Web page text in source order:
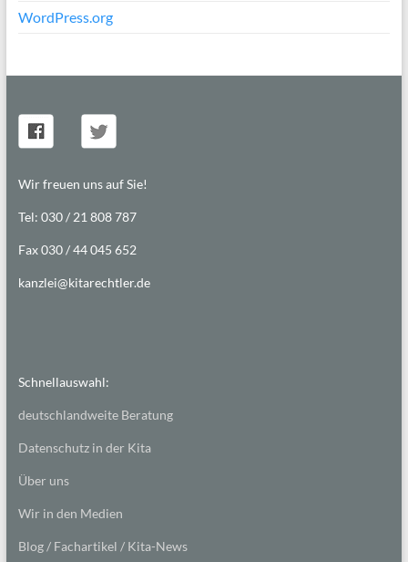
WordPress.org
Wir freuen uns auf Sie!
Tel: 030 / 21 808 787
Fax 030 / 44 045 652
kanzlei@kitarechtler.de
Schnellauswahl:
deutschlandweite Beratung
Datenschutz in der Kita
Über uns
Wir in den Medien
Blog / Fachartikel / Kita-News